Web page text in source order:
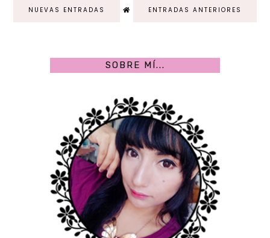
NUEVAS ENTRADAS ENTRADAS ANTERIORES
SOBRE MÍ...